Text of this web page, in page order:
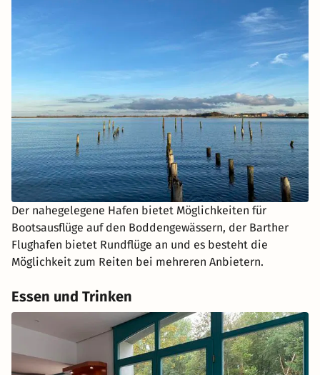
Der nahegelegene Hafen bietet Möglichkeiten für
Bootsausflüge auf den Boddengewässern, der Barther
Flughafen bietet Rundflüge an und es besteht die
Möglichkeit zum Reiten bei mehreren Anbietern.
Essen und Trinken